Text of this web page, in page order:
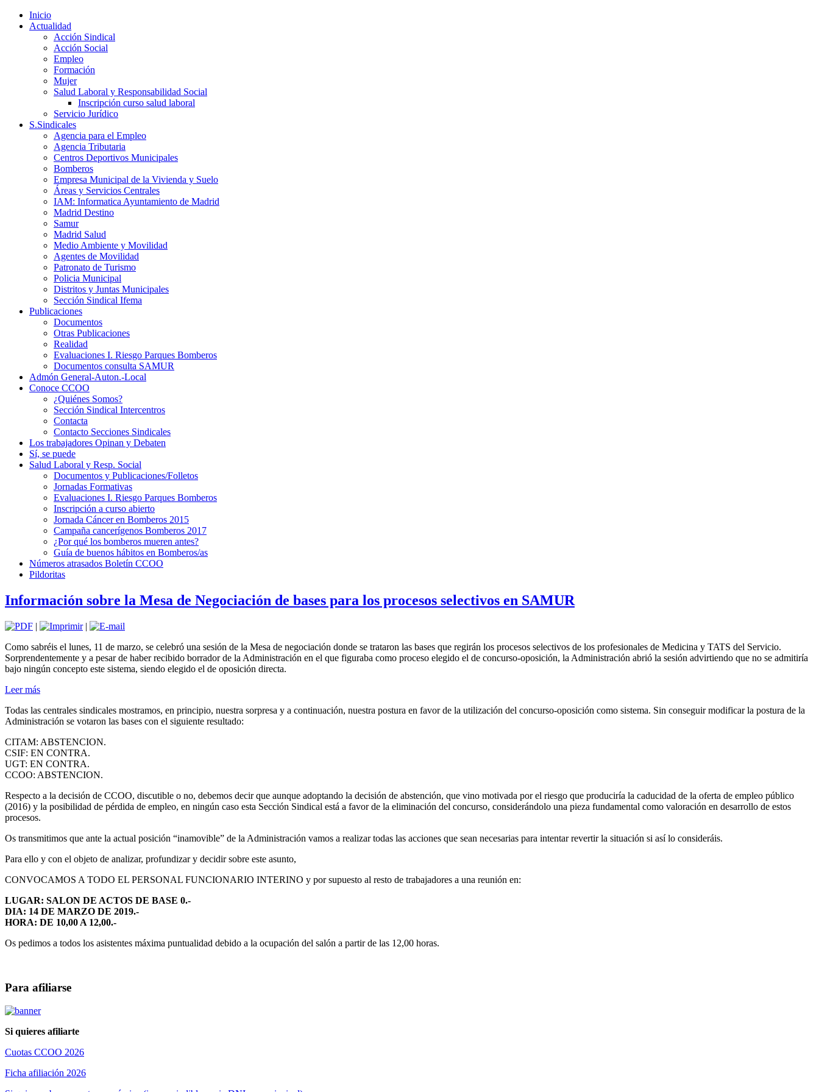
Inicio
Actualidad
Acción Sindical
Acción Social
Empleo
Formación
Mujer
Salud Laboral y Responsabilidad Social
Inscripción curso salud laboral
Servicio Jurídico
S.Sindicales
Agencia para el Empleo
Agencia Tributaria
Centros Deportivos Municipales
Bomberos
Empresa Municipal de la Vivienda y Suelo
Áreas y Servicios Centrales
IAM: Informatica Ayuntamiento de Madrid
Madrid Destino
Samur
Madrid Salud
Medio Ambiente y Movilidad
Agentes de Movilidad
Patronato de Turismo
Policia Municipal
Distritos y Juntas Municipales
Sección Sindical Ifema
Publicaciones
Documentos
Otras Publicaciones
Realidad
Evaluaciones I. Riesgo Parques Bomberos
Documentos consulta SAMUR
Admón General-Auton.-Local
Conoce CCOO
¿Quiénes Somos?
Sección Sindical Intercentros
Contacta
Contacto Secciones Sindicales
Los trabajadores Opinan y Debaten
Sí, se puede
Salud Laboral y Resp. Social
Documentos y Publicaciones/Folletos
Jornadas Formativas
Evaluaciones I. Riesgo Parques Bomberos
Inscripción a curso abierto
Jornada Cáncer en Bomberos 2015
Campaña cancerígenos Bomberos 2017
¿Por qué los bomberos mueren antes?
Guía de buenos hábitos en Bomberos/as
Números atrasados Boletín CCOO
Pildoritas
Información sobre la Mesa de Negociación de bases para los procesos selectivos en SAMUR
|
|
Como sabréis el lunes, 11 de marzo, se celebró una sesión de la Mesa de negociación donde se trataron las bases que regirán los procesos selectivos de los profesionales de Medicina y TATS del Servicio.
Sorprendentemente y a pesar de haber recibido borrador de la Administración en el que figuraba como proceso elegido el de concurso-oposición, la Administración abrió la sesión advirtiendo que no se admitiría
bajo ningún concepto este sistema, siendo elegido el de oposición directa.
Leer más
Todas las centrales sindicales mostramos, en principio, nuestra sorpresa y a continuación, nuestra postura en favor de la utilización del concurso-oposición como sistema. Sin conseguir modificar la postura de la
Administración se votaron las bases con el siguiente resultado:
CITAM: ABSTENCION.
CSIF: EN CONTRA.
UGT: EN CONTRA.
CCOO: ABSTENCION.
Respecto a la decisión de CCOO, discutible o no, debemos decir que aunque adoptando la decisión de abstención, que vino motivada por el riesgo que produciría la caducidad de la oferta de empleo público
(2016) y la posibilidad de pérdida de empleo, en ningún caso esta Sección Sindical está a favor de la eliminación del concurso, considerándolo una pieza fundamental como valoración en desarrollo de estos
procesos.
Os transmitimos que ante la actual posición “inamovible” de la Administración vamos a realizar todas las acciones que sean necesarias para intentar revertir la situación si así lo consideráis.
Para ello y con el objeto de analizar, profundizar y decidir sobre este asunto,
CONVOCAMOS A TODO EL PERSONAL FUNCIONARIO INTERINO y por supuesto al resto de trabajadores a una reunión en:
LUGAR: SALON DE ACTOS DE BASE 0.-
DIA: 14 DE MARZO DE 2019.-
HORA: DE 10,00 A 12,00.-
Os pedimos a todos los asistentes máxima puntualidad debido a la ocupación del salón a partir de las 12,00 horas.
Para afiliarse
Si quieres afiliarte
Cuotas CCOO 2026
Ficha afiliación 2026